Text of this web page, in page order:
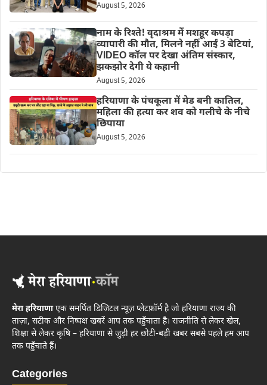
August 5, 2026
नाम के रिश्ते! वृदाश्रम में मशहूर कपड़ा
व्यापारी की मौत, मिलने नहीं आईं 3 बेटियां,
VIDEO कॉल पर देखा अंतिम संस्कार,
झकझोर देगी ये कहानी
August 5, 2026
हरियाणा के पंचकूला में मेड बनी कातिल,
महिला की हत्या कर शव को गलीचे के नीचे
छिपाया
August 5, 2026
मेरा हरियाणाएक समर्पित डिजिटल न्यूज़ प्लेटफ़ॉर्म है जो हरियाणा राज्य की
ताज़ा, सटीक और निष्पक्ष खबरें आप तक पहुँचाता है। राजनीति से लेकर खेल,
शिक्षा से लेकर कृषि – हरियाणा से जुड़ी हर छोटी-बड़ी खबर सबसे पहले हम आप
तक पहुँचाते हैं।
Categories